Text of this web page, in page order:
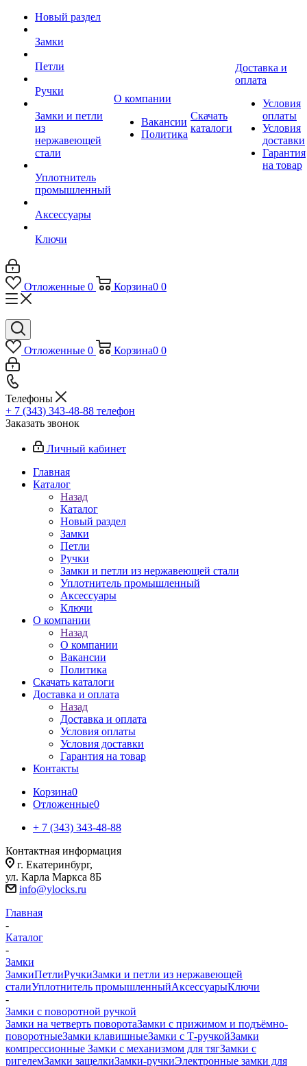
Новый раздел
Замки
Петли
Ручки
Замки и петли
из
нержавеющей
стали
Уплотнитель
промышленный
Аксессуары
Ключи
О компании
Вакансии
Политика
Скачать
каталоги
Доставка и
оплата
Условия
оплаты
Условия
доставки
Гарантия
на товар
Отложенные 0 Корзина0 0
Отложенные 0 Корзина0 0
Телефоны
+ 7 (343) 343-48-88 телефон
Заказать звонок
Личный кабинет
Главная
Каталог
Назад
Каталог
Новый раздел
Замки
Петли
Ручки
Замки и петли из нержавеющей стали
Уплотнитель промышленный
Аксессуары
Ключи
О компании
Назад
О компании
Вакансии
Политика
Скачать каталоги
Доставка и оплата
Назад
Доставка и оплата
Условия оплаты
Условия доставки
Гарантия на товар
Контакты
Корзина0
Отложенные0
+ 7 (343) 343-48-88
Контактная информация
г. Екатеринбург,
ул. Карла Маркса 8Б
info@ylocks.ru
Главная
-
Каталог
-
Замки
ЗамкиПетлиРучкиЗамки и петли из нержавеющей
сталиУплотнитель промышленныйАксессуарыКлючи
-
Замки с поворотной ручкой
Замки на четверть поворотаЗамки с прижимом и подъёмно-
поворотныеЗамки клавишныеЗамки с Т-ручкойЗамки
компрессионные Замки с механизмом для тягЗамки с
ригелемЗамки защелкиЗамки-ручкиЭлектронные замки для